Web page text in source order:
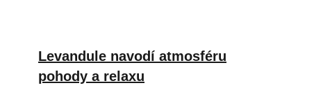
Levandule navodí atmosféru
pohody a relaxu